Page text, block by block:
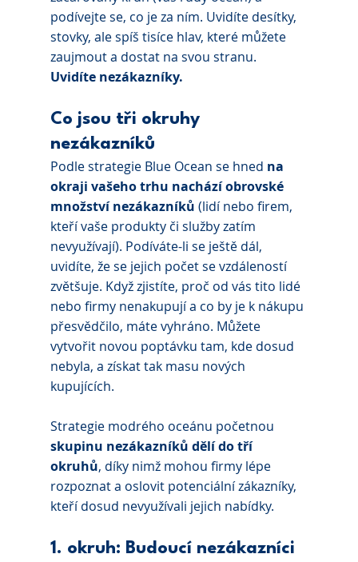
podívejte se, co je za ním. Uvidíte desítky,
stovky, ale spíš tisíce hlav, které můžete
zaujmout a dostat na svou stranu.
Uvidíte nezákazníky.
Co jsou tři okruhy
nezákazníků
Podle strategie Blue Ocean se hned na
okraji vašeho trhu nachází obrovské
množství nezákazníků (lidí nebo firem,
kteří vaše produkty či služby zatím
nevyužívají). Podíváte-li se ještě dál,
uvidíte, že se jejich počet se vzdáleností
zvětšuje. Když zjistíte, proč od vás tito lidé
nebo firmy nenakupují a co by je k nákupu
přesvědčilo, máte vyhráno. Můžete
vytvořit novou poptávku tam, kde dosud
nebyla, a získat tak masu nových
kupujících.
Strategie modrého oceánu početnou
skupinu nezákazníků dělí do tří
okruhů, díky nimž mohou firmy lépe
rozpoznat a oslovit potenciální zákazníky,
kteří dosud nevyužívali jejich nabídky.
1. okruh: Budoucí nezákazníci